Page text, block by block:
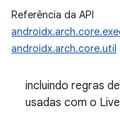
Referência da API
androidx.arch.core.util
incluindo regras
usadas com o